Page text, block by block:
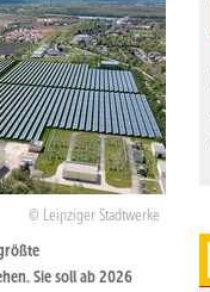
Leipziger Stadtwerke
Sie soll ab 2026